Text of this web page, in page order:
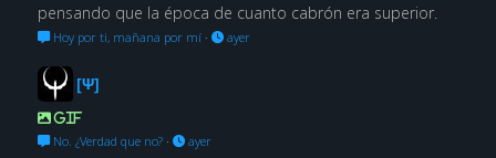
pensando que la época de cuanto cabrón era superior.
Hoy por ti, mañana por mí· ayer
[Ψ]
GIF
No. ¿Verdad que no?· ayer